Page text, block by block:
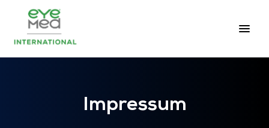
Impressum